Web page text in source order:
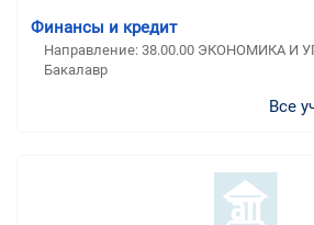
Финансы и кредит
Направление: 38.00.00 ЭКОНОМИКА И
Бакалавр
Все